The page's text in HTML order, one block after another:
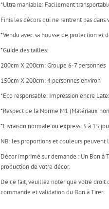
*Ultra maniable: Facilement
Finis les décors qui ne rentrent pas
*Vendu avec sa housse de protection et
*Guide des tailles:
200cm X 200cm: Groupe 6-7 personnes
150cm X 200cm: 4 personnes environ
*Eco responsable: Impression encre
*Respect de la Norme M1 (Matériaux
*Livraison normale ou express: 5 à 15
NB: les proportions et couleurs
Décor imprimé sur demande : Un Bon à
production de votre décor.
De ce fait, veuillez noter que votre droit
commande et validation du Bon à Tirer.